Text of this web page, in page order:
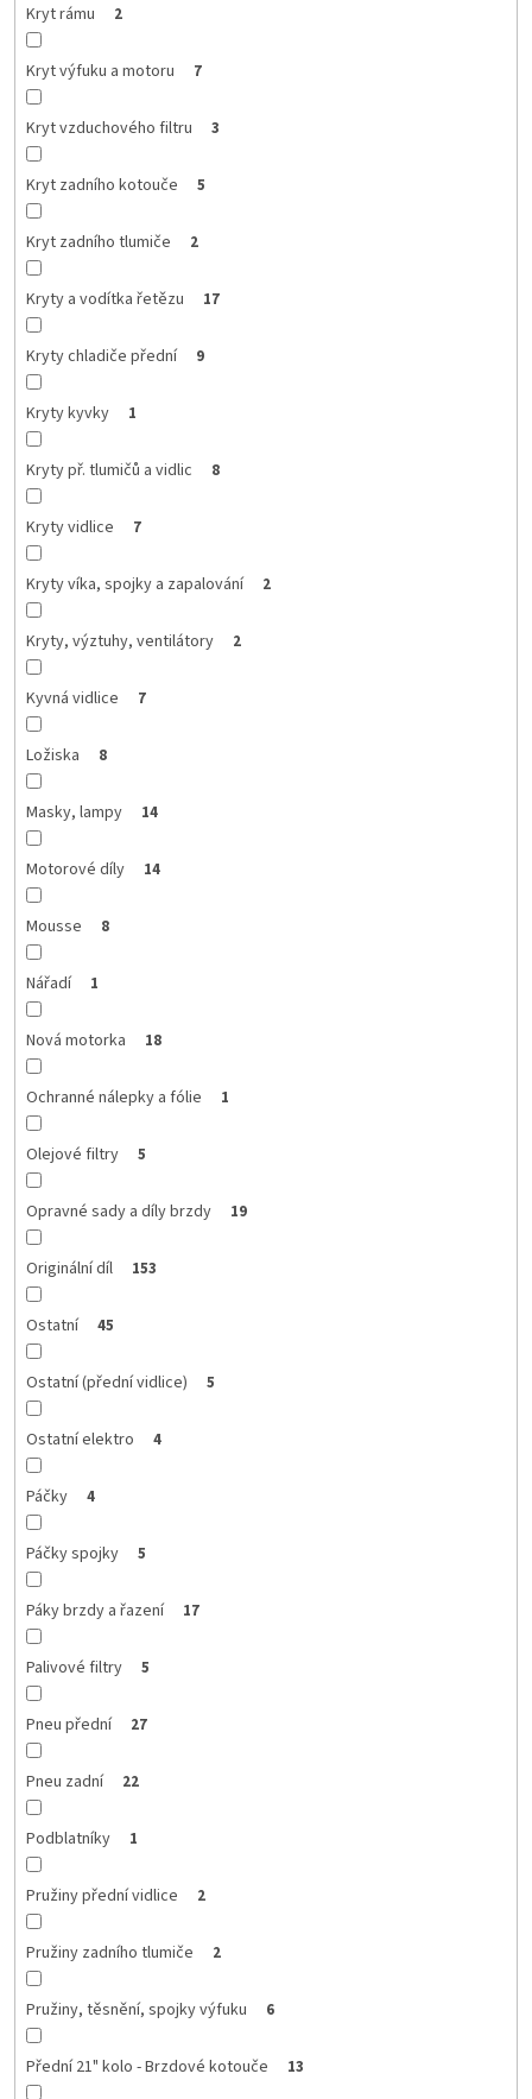
Kryt rámu 2
Kryt výfuku a motoru 7
Kryt vzduchového filtru 3
Kryt zadního kotouče 5
Kryt zadního tlumiče 2
Kryty a vodítka řetězu 17
Kryty chladiče přední 9
Kryty kyvky 1
Kryty př. tlumičů a vidlic 8
Kryty vidlice 7
Kryty víka, spojky a zapalování 2
Kryty, výztuhy, ventilátory 2
Kyvná vidlice 7
Ložiska 8
Masky, lampy 14
Motorové díly 14
Mousse 8
Nářadí 1
Nová motorka 18
Ochranné nálepky a fólie 1
Olejové filtry 5
Opravné sady a díly brzdy 19
Originální díl 153
Ostatní 45
Ostatní (přední vidlice) 5
Ostatní elektro 4
Páčky 4
Páčky spojky 5
Páky brzdy a řazení 17
Palivové filtry 5
Pneu přední 27
Pneu zadní 22
Podblatníky 1
Pružiny přední vidlice 2
Pružiny zadního tlumiče 2
Pružiny, těsnění, spojky výfuku 6
Přední 21" kolo - Brzdové kotouče 13